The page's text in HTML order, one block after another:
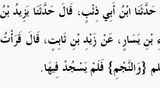
ابْنُ أَبِي ذِئْبٍ، قَالَ حَدَّثَنَا يَزِيدُ بْنُ
يَسَارٍ، عَنْ زَيْدِ بْنِ ثَابِتٍ، قَالَ قَرَأْتُ
‏{‏وَالنَّجْمِ‏}‏ فَلَمْ يَسْجُدْ فِيهَا‏.‏